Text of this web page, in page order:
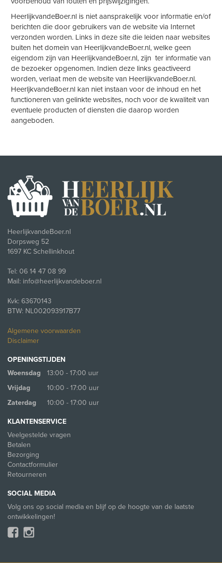
HeerlijkvandeBoer.nl is niet aansprakelijk voor informatie en/of
berichten die door gebruikers van de website via Internet
verzonden worden. Links in deze site die leiden naar websites
buiten het domein van HeerlijkvandeBoer.nl, welke geen
eigendom zijn van HeerlijkvandeBoer.nl, zijn ter informatie van
de bezoeker opgenomen. Indien deze links geactiveerd
worden, verlaat men de website van HeerlijkvandeBoer.nl.
HeerljkvandeBoer.nl kan niet instaan voor de inhoud en het
functioneren van gelinkte websites, noch voor de kwaliteit van
eventuele producten of diensten die daarop worden
aangeboden.
HeerlijkvandeBoer.nl
Dorpsweg 52
1697 KC Schellinkhout
Tel: 06 14 47 08 99
Mail: info@heerlijkvandeboer.nl
Kvk: 63670143
BTW: NL002093917B77
Algemene voorwaarden
Disclaimer
OPENINGSTIJDEN
Woensdag
13:00 - 17:00 uur
Vrijdag
10:00 - 17:00 uur
Zaterdag
10:00 - 17:00 uur
KLANTENSERVICE
Veelgestelde vragen
Betalen
Bezorging
Contactformulier
Retourneren
SOCIAL MEDIA
Volg ons op social media en blijf op de hoogte van de laatste
ontwikkelingen!